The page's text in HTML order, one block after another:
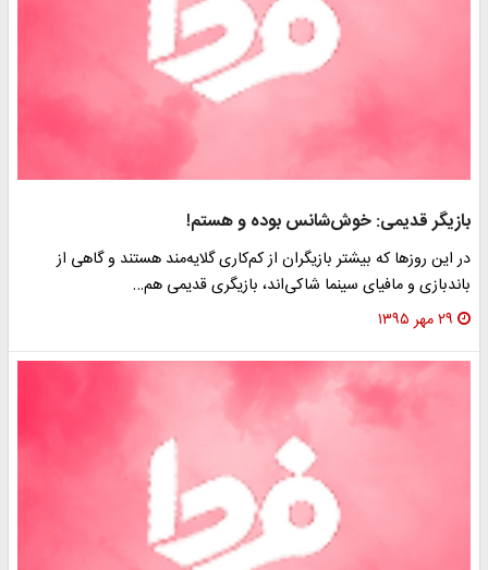
بازیگر قدیمی: خوش‌شانس بوده و هستم‌!
در این روزها که بیشتر بازیگران از کم‌کاری گلایه‌مند هستند و گاهی از
باندبازی و مافیای سینما شاکی‌اند، بازیگری قدیمی هم…
۲۹ مهر ۱۳۹۵